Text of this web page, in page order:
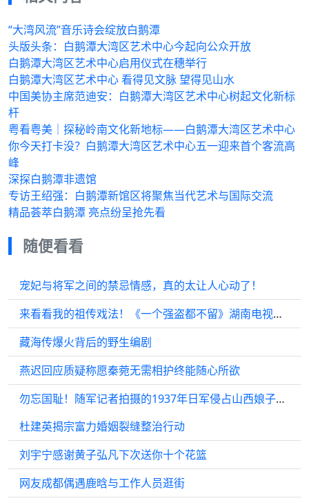
“大湾风流”音乐诗会绽放白鹅潭
头版头条：白鹅潭大湾区艺术中心今起向公众开放
白鹅潭大湾区艺术中心启用仪式在穗举行
白鹅潭大湾区艺术中心 看得见文脉 望得见山水
中国美协主席范迪安：白鹅潭大湾区艺术中心树起文化新标
杆
粤看粤美｜探秘岭南文化新地标——白鹅潭大湾区艺术中心
你今天打卡没？白鹅潭大湾区艺术中心五一迎来首个客流高
峰
深探白鹅潭非遗馆
专访王绍强：白鹅潭新馆区将聚焦当代艺术与国际交流
精品荟萃白鹅潭 亮点纷呈抢先看
随便看看
宠妃与将军之间的禁忌情感，真的太让人心动了！
来看看我的祖传戏法！《一个强盗都不留》湖南电视剧频道每天19：20正在热播！
藏海传爆火背后的野生编剧
燕迟回应质疑称愿秦菀无需相护终能随心所欲
勿忘国耻！随军记者拍摄的1937年日军侵占山西娘子关实录
杜建英揭宗富力婚姻裂缝整治行动
刘宇宁感谢黄子弘凡下次送你十个花篮
网友成都偶遇鹿晗与工作人员逛街